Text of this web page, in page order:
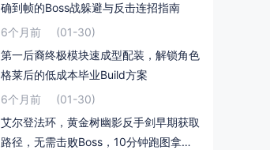
确到帧的Boss战躲避与反击连招指南
6个月前
(01-30)
第一后裔终极模块速成型配装，解锁角色
格莱后的低成本毕业Build方案
6个月前
(01-30)
艾尔登法环，黄金树幽影反手剑早期获取
路径，无需击败Boss，10分钟跑图拿到D